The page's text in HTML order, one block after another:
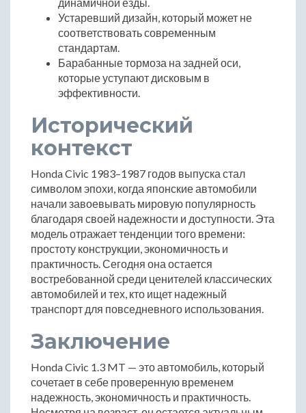
динамичной езды.
Устаревший дизайн, который может не
соответствовать современным
стандартам.
Барабанные тормоза на задней оси,
которые уступают дисковым в
эффективности.
Исторический
контекст
Honda Civic 1983–1987 годов выпуска стал
символом эпохи, когда японские автомобили
начали завоевывать мировую популярность
благодаря своей надежности и доступности. Эта
модель отражает тенденции того времени:
простоту конструкции, экономичность и
практичность. Сегодня она остается
востребованной среди ценителей классических
автомобилей и тех, кто ищет надежный
транспорт для повседневного использования.
Заключение
Honda Civic 1.3 MT — это автомобиль, который
сочетает в себе проверенную временем
надежность, экономичность и практичность.